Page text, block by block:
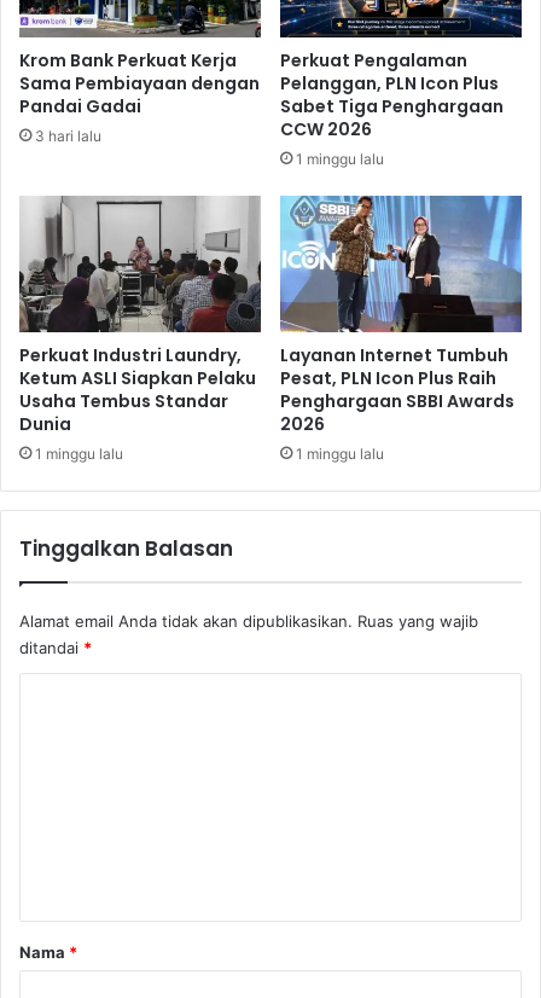
k
t
u
r
e
a
h
a
n
a
3
S
e
t
m
a
n
Krom Bank Perkuat Kerja
Sama Pembiayaan dengan
Pandai Gadai
3 hari lalu
Perkuat Pengalaman
Pelanggan, PLN Icon Plus
Sabet Tiga Penghargaan
CCW 2026
1 minggu lalu
Perkuat Industri Laundry,
Ketum ASLI Siapkan Pelaku
Usaha Tembus Standar
Dunia
1 minggu lalu
Layanan Internet Tumbuh
Pesat, PLN Icon Plus Raih
Penghargaan SBBI Awards
2026
1 minggu lalu
Tinggalkan Balasan
Alamat email Anda tidak akan dipublikasikan. Ruas yang wajib
ditandai *
rNama *